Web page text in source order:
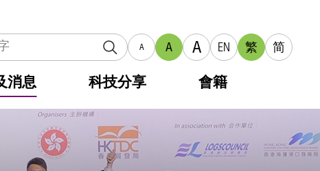
A A A EN 繁 简
消息 科技分享 會籍